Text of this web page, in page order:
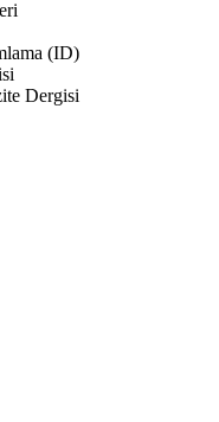
(ID)
Dergisi